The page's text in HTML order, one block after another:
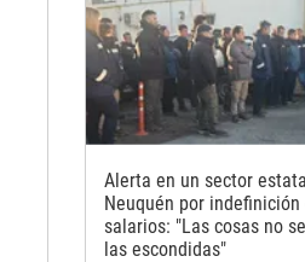
Alerta en un sector
Neuquén por indefinición
salarios: "Las cosas no
las escondidas"